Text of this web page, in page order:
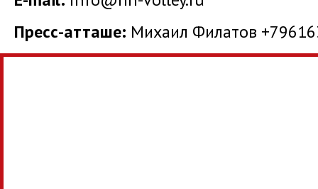
Пресс-атташе: Михаил Филатов